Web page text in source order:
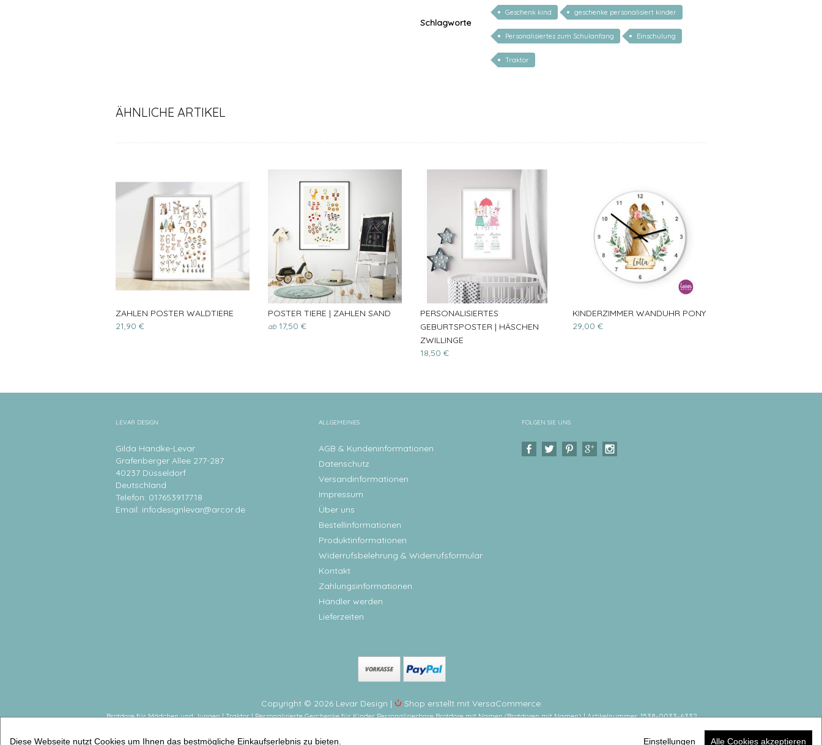
Schlagworte
Geschenk kind geschenke personalisiert kinder
Personalisiertes zum Schulanfang Einschulung
Traktor
ÄHNLICHE ARTIKEL
ZAHLEN POSTER WALDTIERE
21,90 €
POSTER TIERE | ZAHLEN SAND
ab17,50 €
PERSONALISIERTES
GEBURTSPOSTER | HÄSCHEN
ZWILLINGE
18,50 €
KINDERZIMMER WANDUHR PONY
29,00 €
LEVAR DESIGN
Gilda Handke-Levar
Grafenberger Allee 277-287
40237 Düsseldorf
Deutschland
Telefon: 017653917718
Email: infodesignlevar@arcor.de
ALLGEMEINES
AGB & Kundeninformationen
Datenschutz
Versandinformationen
Impressum
Über uns
Bestellinformationen
Produktinformationen
Widerrufsbelehrung & Widerrufsformular
Kontakt
Zahlungsinformationen
Händler werden
Lieferzeiten
FOLGEN SIE UNS
Copyright © 2026 Levar Design | Shop erstellt mit VersaCommerce.
Brotdose für Mädchen und Jungen | Traktor | Personalisierte Geschenke für Kinder Personalisierbare Brotdose mit Namen (Brotdosen mit Namen) | Artikelnummer: 1538-0033-6332
Diese Webseite nutzt Cookies um Ihnen das bestmögliche Einkaufserlebnis zu bieten. Einstellungen Alle Cookies akzeptieren